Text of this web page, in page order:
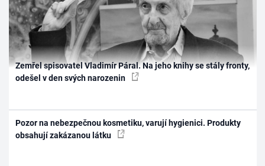
Zemřel spisovatel Vladimír Páral. Na jeho knihy se stály fronty,
odešel v den svých narozenin
Pozor na nebezpečnou kosmetiku, varují hygienici. Produkty
obsahují zakázanou látku